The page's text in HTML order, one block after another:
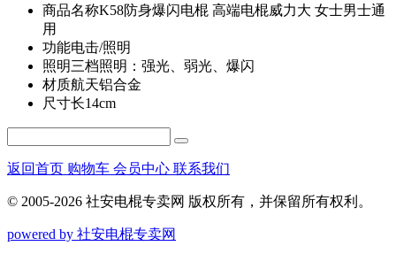
商品名称K58防身爆闪电棍 高端电棍威力大 女士男士通
用
功能电击/照明
照明三档照明：强光、弱光、爆闪
材质航天铝合金
尺寸长14cm
返回首页 购物车 会员中心 联系我们
© 2005-2026 社安电棍专卖网 版权所有，并保留所有权利。
powered by 社安电棍专卖网